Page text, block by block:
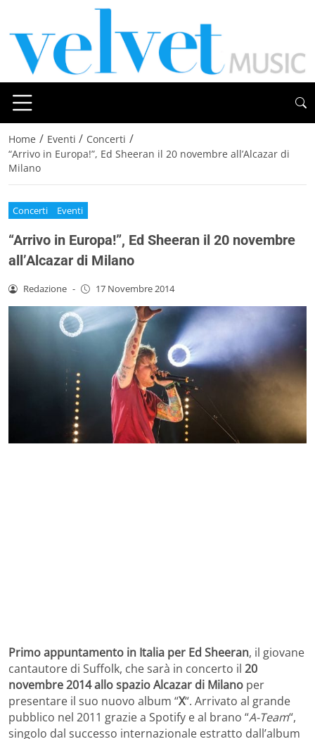
Home / Eventi / Concerti /
“Arrivo in Europa!”, Ed Sheeran il 20 novembre all’Alcazar di
Milano
Concerti Eventi
“Arrivo in Europa!”, Ed Sheeran il 20 novembre
all’Alcazar di Milano
Redazione - 17 Novembre 2014
Primo appuntamento in Italia per Ed Sheeran, il giovane
cantautore di Suffolk, che sarà in concerto il 20
novembre 2014 allo spazio Alcazar di Milano per
presentare il suo nuovo album “X“. Arrivato al grande
pubblico nel 2011 grazie a Spotify e al brano “A-Team“,
singolo dal successo internazionale estratto dall’album